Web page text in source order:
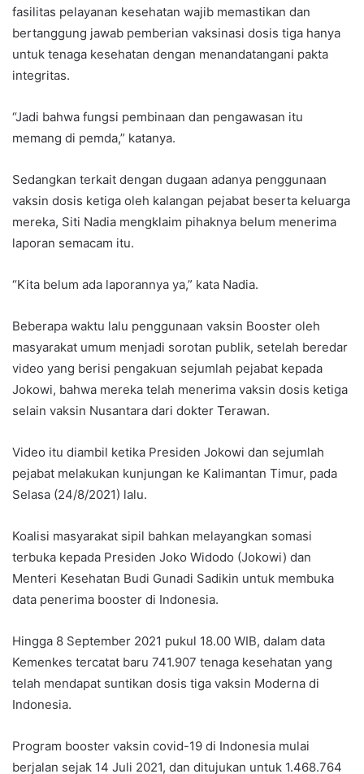
fasilitas pelayanan kesehatan wajib memastikan dan
bertanggung jawab pemberian vaksinasi dosis tiga hanya
untuk tenaga kesehatan dengan menandatangani pakta
integritas.
“Jadi bahwa fungsi pembinaan dan pengawasan itu
memang di pemda,” katanya.
Sedangkan terkait dengan dugaan adanya penggunaan
vaksin dosis ketiga oleh kalangan pejabat beserta keluarga
mereka, Siti Nadia mengklaim pihaknya belum menerima
laporan semacam itu.
“Kita belum ada laporannya ya,” kata Nadia.
Beberapa waktu lalu penggunaan vaksin Booster oleh
masyarakat umum menjadi sorotan publik, setelah beredar
video yang berisi pengakuan sejumlah pejabat kepada
Jokowi, bahwa mereka telah menerima vaksin dosis ketiga
selain vaksin Nusantara dari dokter Terawan.
Video itu diambil ketika Presiden Jokowi dan sejumlah
pejabat melakukan kunjungan ke Kalimantan Timur, pada
Selasa (24/8/2021) lalu.
Koalisi masyarakat sipil bahkan melayangkan somasi
terbuka kepada Presiden Joko Widodo (Jokowi) dan
Menteri Kesehatan Budi Gunadi Sadikin untuk membuka
data penerima booster di Indonesia.
Hingga 8 September 2021 pukul 18.00 WIB, dalam data
Kemenkes tercatat baru 741.907 tenaga kesehatan yang
telah mendapat suntikan dosis tiga vaksin Moderna di
Indonesia.
Program booster vaksin covid-19 di Indonesia mulai
berjalan sejak 14 Juli 2021, dan ditujukan untuk 1.468.764